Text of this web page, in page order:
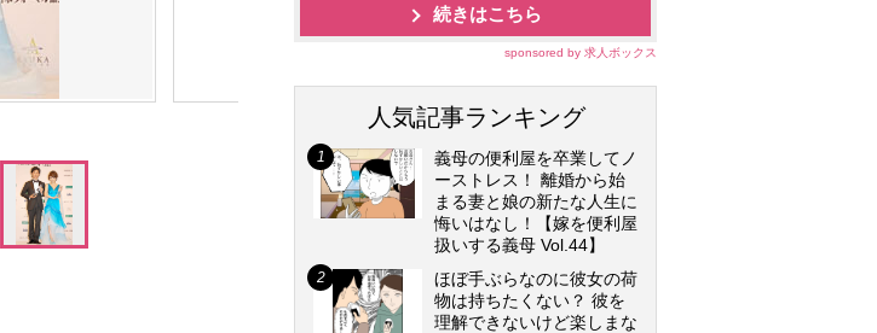
続きはこちら
sponsored by 求人ボックス
人気記事ランキング
義母の便利屋を卒業してノ
ーストレス！ 離婚から始
まる妻と娘の新たな人生に
悔いはなし！【嫁を便利屋
扱いする義母 Vol.44】
ほぼ手ぶらなのに彼女の荷
物は持ちたくない？ 彼を
理解できないけど楽しまな